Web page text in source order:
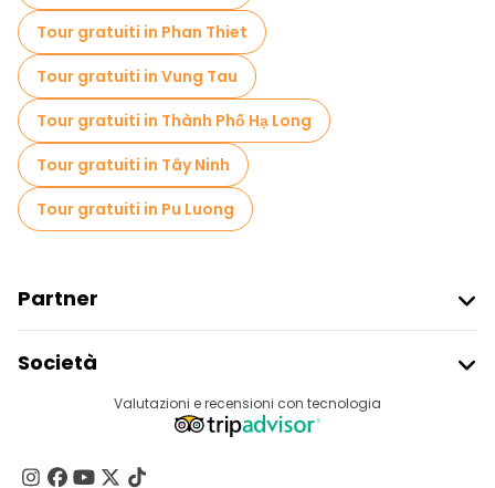
Tour gastronomici a Hanoi
Tour gratuiti nelle vicinanze Hanoi Old Quarter
Tour gratuiti nelle vicinanze Hanoi Opera House
Tour gratuiti in Phan Thiet
Tour gratuiti in Vung Tau
Tour gratuiti in Thành Phố Hạ Long
Tour gratuiti in Tây Ninh
Tour gratuiti in Pu Luong
Partner
Accesso Del Fornitore
Programma Di Affiliazione
Società
Destinazioni
Contattaci
Valutazioni e recensioni con tecnologia